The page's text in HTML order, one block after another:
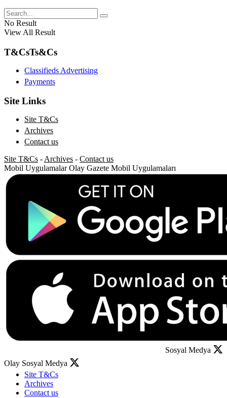
No Result
View All Result
T&CsTs&Cs
Classifieds Advertising
Payments
Site Links
Site T&Cs
Archives
Contact us
Site T&Cs - Archives - Contact us
Mobil Uygulamalar Olay Gazete Mobil Uygulamaları
Sosyal Medya
Olay Sosyal Medya
Site T&Cs
Archives
Contact us